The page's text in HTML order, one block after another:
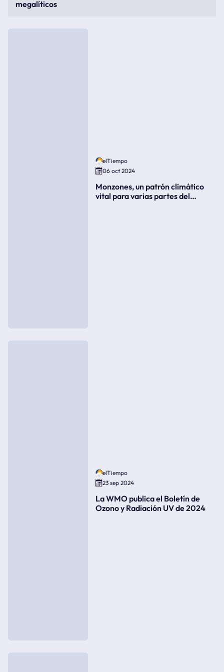
megalíticos
elTiempo
06 oct 2024
Monzones, un patrón climático
vital para varias partes del
elTiempo
23 sep 2024
La WMO publica el Boletín de
Ozono y Radiación UV de 2024